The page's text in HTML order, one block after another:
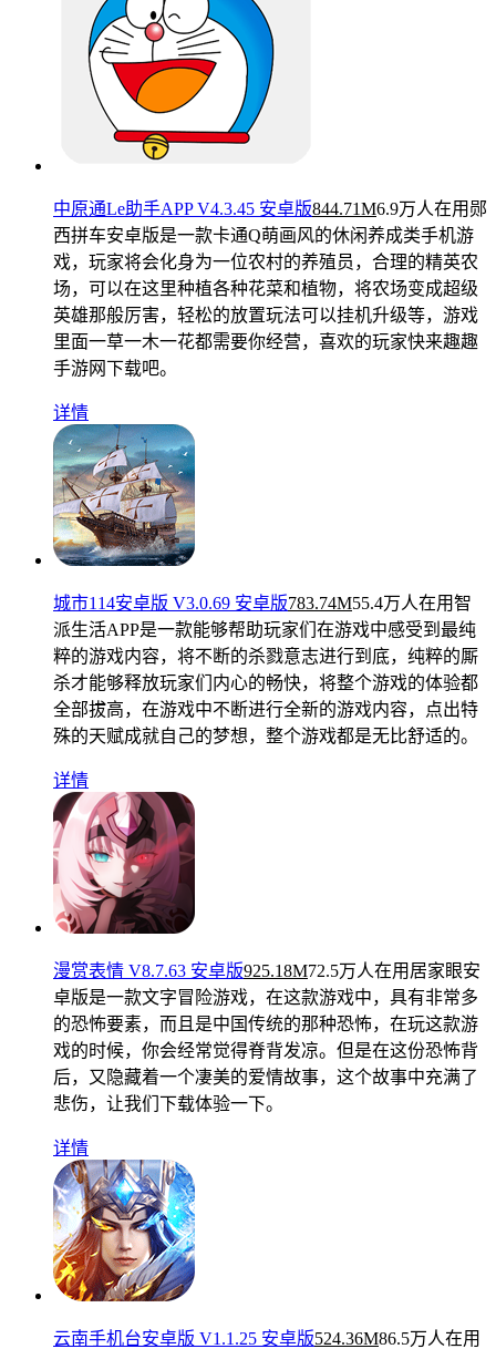
中原通Le助手APP V4.3.45 安卓版844.71M6.9万人在用 郧
西拼车安卓版是一款卡通Q萌画风的休闲养成类手机游
戏，玩家将会化身为一位农村的养殖员，合理的精英农
场，可以在这里种植各种花菜和植物，将农场变成超级
英雄那般厉害，轻松的放置玩法可以挂机升级等，游戏
里面一草一木一花都需要你经营，喜欢的玩家快来趣趣
手游网下载吧。
详情
城市114安卓版 V3.0.69 安卓版783.74M55.4万人在用智
派生活APP是一款能够帮助玩家们在游戏中感受到最纯
粹的游戏内容，将不断的杀戮意志进行到底，纯粹的厮
杀才能够释放玩家们内心的畅快，将整个游戏的体验都
全部拔高，在游戏中不断进行全新的游戏内容，点出特
殊的天赋成就自己的梦想，整个游戏都是无比舒适的。
详情
漫赏表情 V8.7.63 安卓版925.18M72.5万人在用 居家眼安
卓版是一款文字冒险游戏，在这款游戏中，具有非常多
的恐怖要素，而且是中国传统的那种恐怖，在玩这款游
戏的时候，你会经常觉得脊背发凉。但是在这份恐怖背
后，又隐藏着一个凄美的爱情故事，这个故事中充满了
悲伤，让我们下载体验一下。
详情
云南手机台安卓版 V1.1.25 安卓版524.36M86.5万人在用